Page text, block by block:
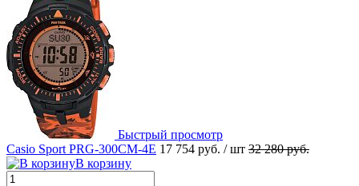
Быстрый просмотр
Casio Sport PRG-300CM-4E 17 754 руб. / шт 32 280 руб.
В корзину